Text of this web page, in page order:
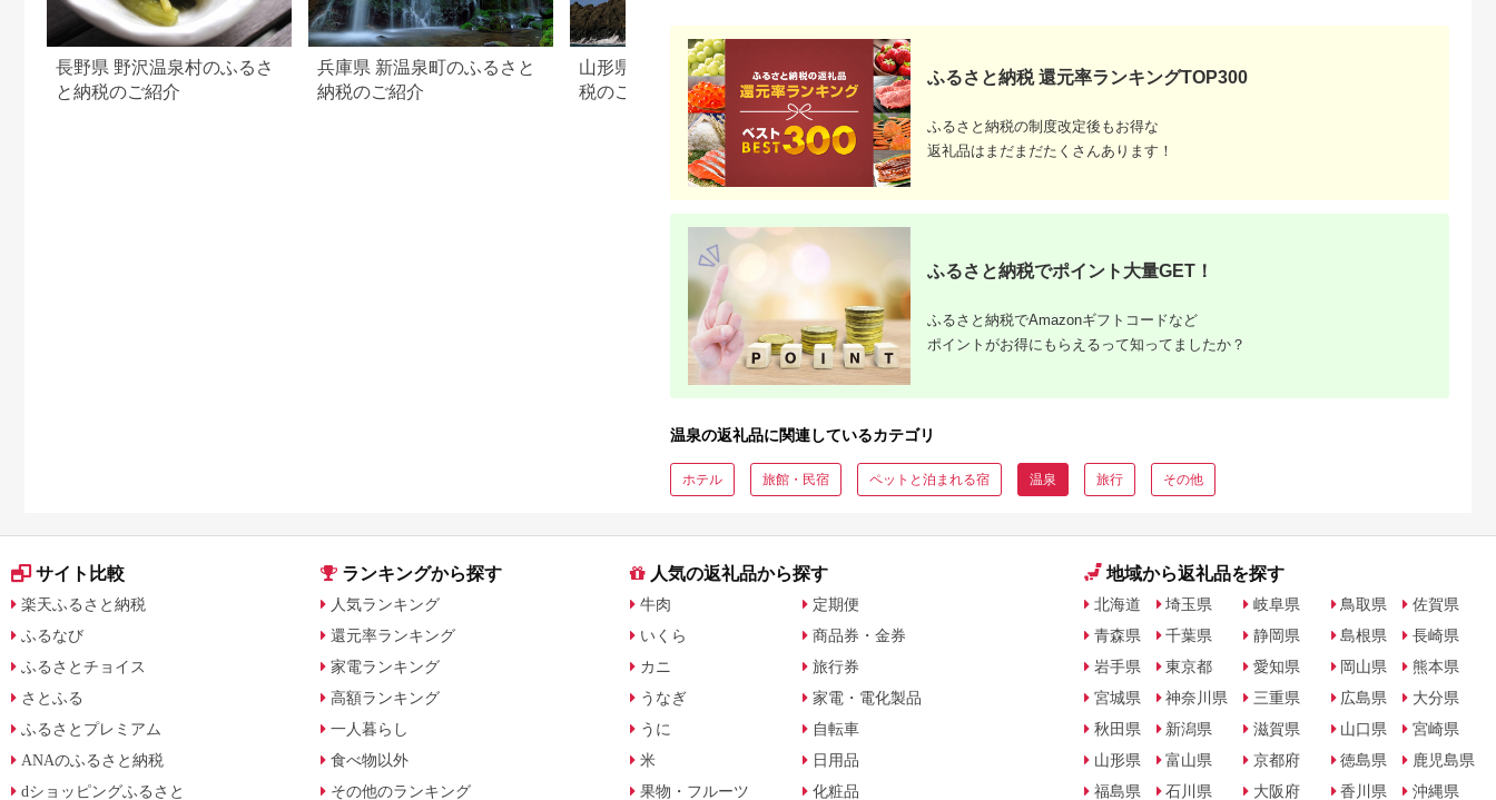
長野県 野沢温泉村のふるさ
と納税のご紹介
兵庫県 新温泉町のふるさと
納税のご紹介
山形県鶴岡市のふるさと納
税のご紹介
群馬県嬬恋村のふるさと納
税のご紹介
ふるさと納税 還元率ランキングTOP300
ふるさと納税の制度改定後もお得な
返礼品はまだまだたくさんあります！
ふるさと納税でポイント大量GET！
ふるさと納税でAmazonギフトコードなど
ポイントがお得にもらえるって知ってましたか？
温泉の返礼品に関連しているカテゴリ
ホテル 旅館・民宿 ペットと泊まれる宿 温泉 旅行 その他
サイト比較
楽天ふるさと納税
ふるなび
ふるさとチョイス
さとふる
ふるさとプレミアム
ANAのふるさと納税
dショッピングふるさと
ランキングから探す
人気ランキング
還元率ランキング
家電ランキング
高額ランキング
一人暮らし
食べ物以外
その他のランキング
人気の返礼品から探す
牛肉
いくら
カニ
うなぎ
うに
米
果物・フルーツ
定期便
商品券・金券
旅行券
家電・電化製品
自転車
日用品
化粧品
地域から返礼品を探す
北海道
青森県
岩手県
宮城県
秋田県
山形県
福島県
埼玉県
千葉県
東京都
神奈川県
新潟県
富山県
石川県
岐阜県
静岡県
愛知県
三重県
滋賀県
京都府
大阪府
鳥取県
島根県
岡山県
広島県
山口県
徳島県
香川県
佐賀県
長崎県
熊本県
大分県
宮崎県
鹿児島県
沖縄県